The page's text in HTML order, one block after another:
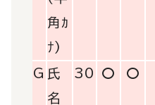
角ｶ
ﾅ)
G 氏
名
30 〇 〇